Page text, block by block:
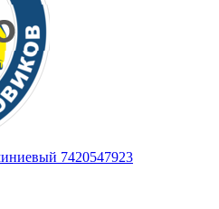
7420547923